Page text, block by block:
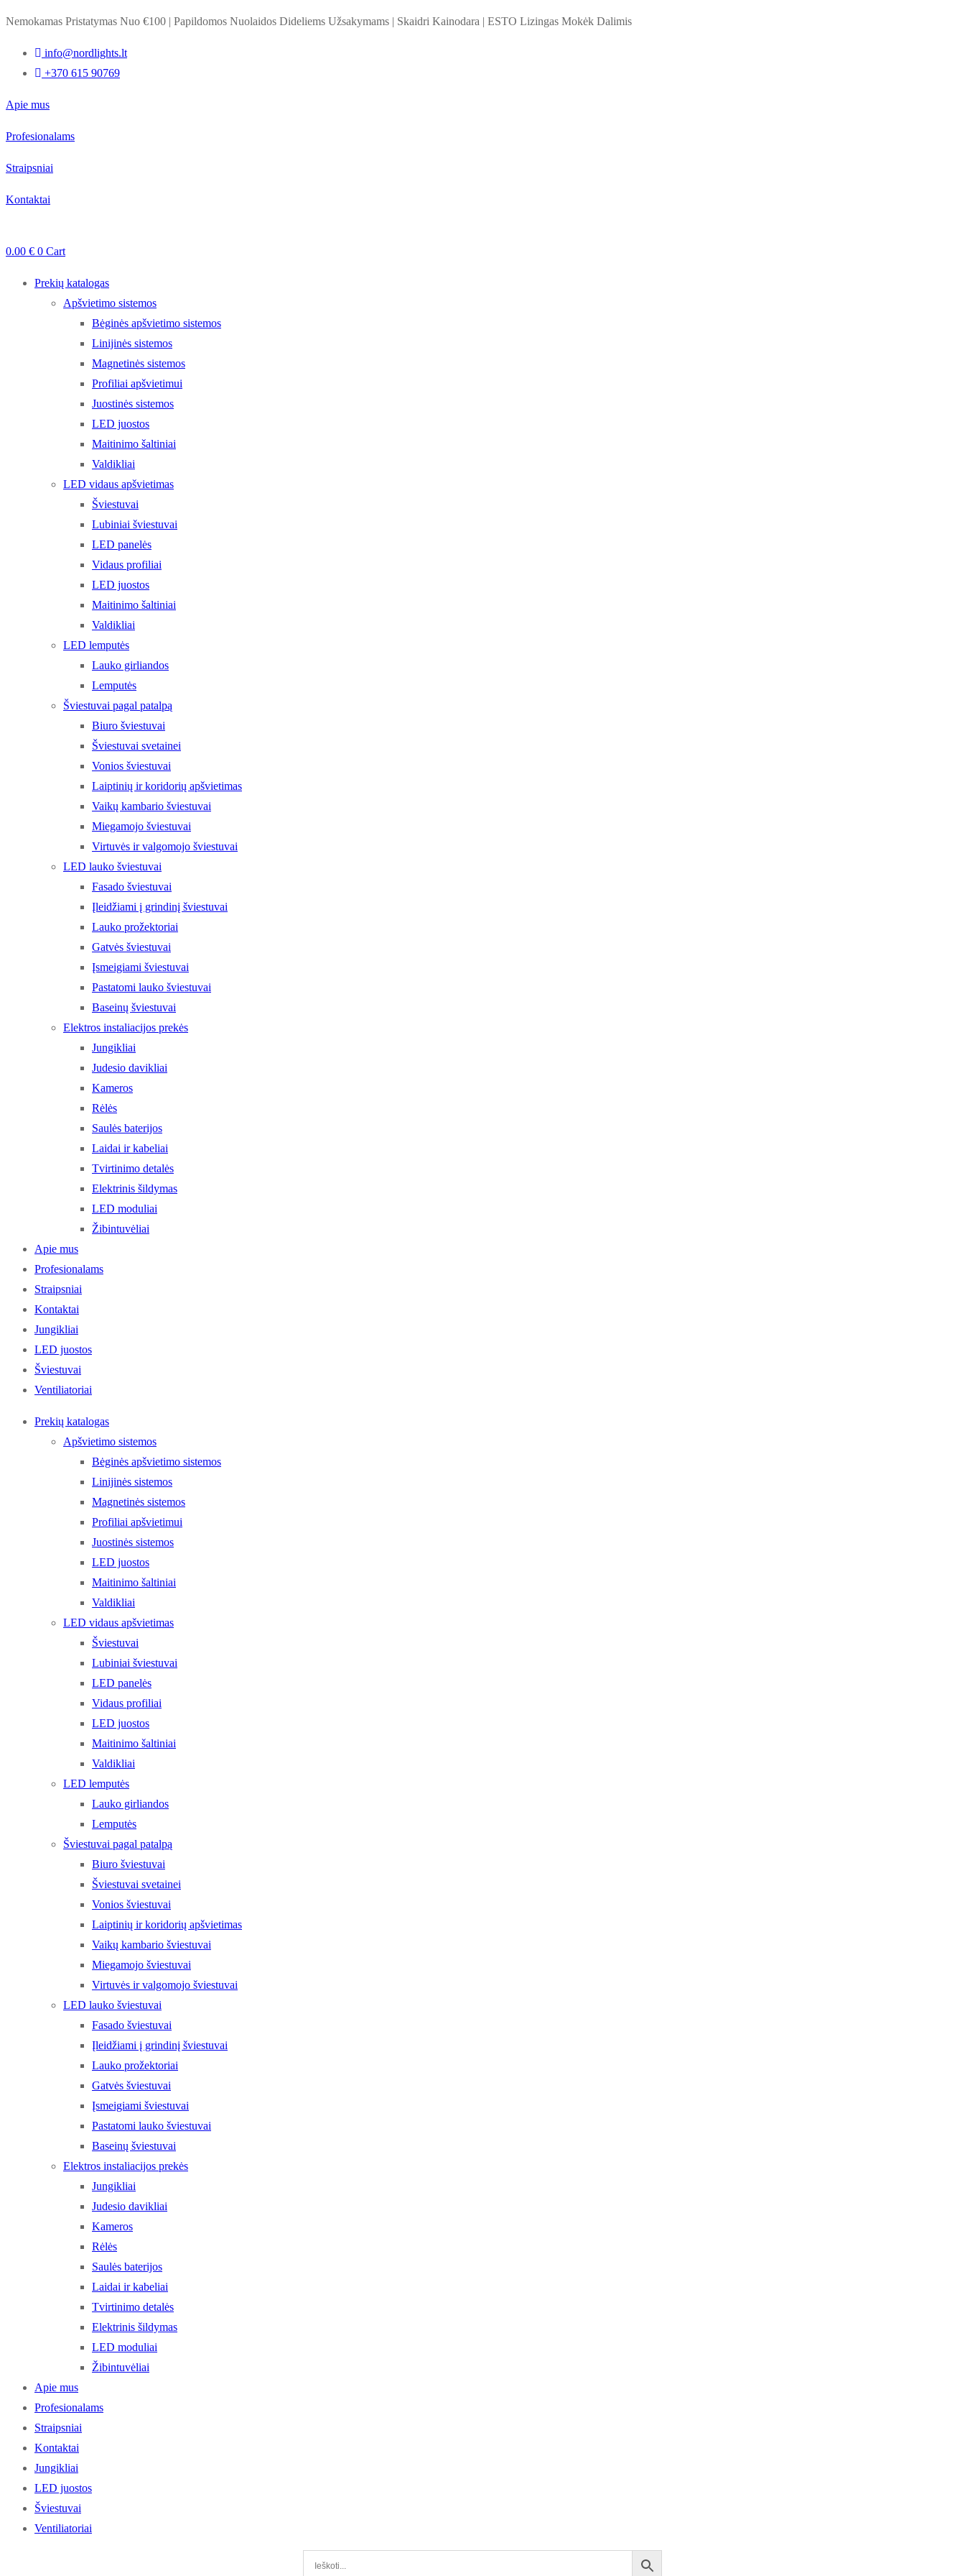
Nemokamas Pristatymas Nuo €100 | Papildomos Nuolaidos Dideliems Užsakymams | Skaidri Kainodara | ESTO Lizingas Mokėk Dalimis
info@nordlights.lt
+370 615 90769
Apie mus
Profesionalams
Straipsniai
Kontaktai
0.00 € 0 Cart
Prekių katalogas
Apšvietimo sistemos
Bėginės apšvietimo sistemos
Linijinės sistemos
Magnetinės sistemos
Profiliai apšvietimui
Juostinės sistemos
LED juostos
Maitinimo šaltiniai
Valdikliai
LED vidaus apšvietimas
Šviestuvai
Lubiniai šviestuvai
LED panelės
Vidaus profiliai
LED juostos
Maitinimo šaltiniai
Valdikliai
LED lemputės
Lauko girliandos
Lemputės
Šviestuvai pagal patalpą
Biuro šviestuvai
Šviestuvai svetainei
Vonios šviestuvai
Laiptinių ir koridorių apšvietimas
Vaikų kambario šviestuvai
Miegamojo šviestuvai
Virtuvės ir valgomojo šviestuvai
LED lauko šviestuvai
Fasado šviestuvai
Įleidžiami į grindinį šviestuvai
Lauko prožektoriai
Gatvės šviestuvai
Įsmeigiami šviestuvai
Pastatomi lauko šviestuvai
Baseinų šviestuvai
Elektros instaliacijos prekės
Jungikliai
Judesio davikliai
Kameros
Rėlės
Saulės baterijos
Laidai ir kabeliai
Tvirtinimo detalės
Elektrinis šildymas
LED moduliai
Žibintuvėliai
Apie mus
Profesionalams
Straipsniai
Kontaktai
Jungikliai
LED juostos
Šviestuvai
Ventiliatoriai
Prekių katalogas
Apšvietimo sistemos
Bėginės apšvietimo sistemos
Linijinės sistemos
Magnetinės sistemos
Profiliai apšvietimui
Juostinės sistemos
LED juostos
Maitinimo šaltiniai
Valdikliai
LED vidaus apšvietimas
Šviestuvai
Lubiniai šviestuvai
LED panelės
Vidaus profiliai
LED juostos
Maitinimo šaltiniai
Valdikliai
LED lemputės
Lauko girliandos
Lemputės
Šviestuvai pagal patalpą
Biuro šviestuvai
Šviestuvai svetainei
Vonios šviestuvai
Laiptinių ir koridorių apšvietimas
Vaikų kambario šviestuvai
Miegamojo šviestuvai
Virtuvės ir valgomojo šviestuvai
LED lauko šviestuvai
Fasado šviestuvai
Įleidžiami į grindinį šviestuvai
Lauko prožektoriai
Gatvės šviestuvai
Įsmeigiami šviestuvai
Pastatomi lauko šviestuvai
Baseinų šviestuvai
Elektros instaliacijos prekės
Jungikliai
Judesio davikliai
Kameros
Rėlės
Saulės baterijos
Laidai ir kabeliai
Tvirtinimo detalės
Elektrinis šildymas
LED moduliai
Žibintuvėliai
Apie mus
Profesionalams
Straipsniai
Kontaktai
Jungikliai
LED juostos
Šviestuvai
Ventiliatoriai